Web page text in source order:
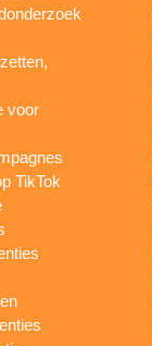
voor
TikTok